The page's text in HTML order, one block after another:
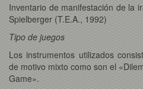
Inventario de manifestación de la
Spielberger (T.E.A., 1992)
Tipo de juegos
Los instrumentos utilizados
de motivo mixto como son el
Game».